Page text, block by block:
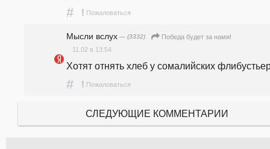
# ! Пожаловаться
Мысли вслух — (3332)
Победа будет за нами!
11.02 в 13:54
Хотят отнять хлеб у сомалийских
# ! Пожаловаться
СЛЕДУЮЩИЕ КОММЕНТАРИИ